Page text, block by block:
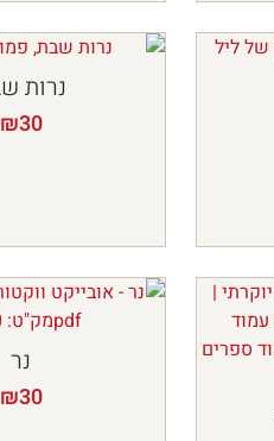
נרות
₪30
נר
₪30